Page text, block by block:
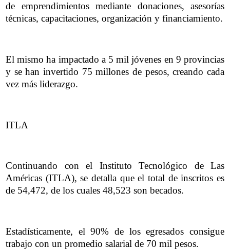
de emprendimientos mediante donaciones, asesorías
técnicas, capacitaciones, organización y financiamiento.
El mismo ha impactado a 5 mil jóvenes en 9 provincias
y se han invertido 75 millones de pesos, creando cada
vez más liderazgo.
ITLA
Continuando con el Instituto Tecnológico de Las
Américas (ITLA), se detalla que el total de inscritos es
de 54,472, de los cuales 48,523 son becados.
Estadísticamente, el 90% de los egresados consigue
trabajo con un promedio salarial de 70 mil pesos.